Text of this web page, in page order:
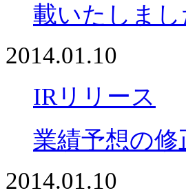
載いたしまし
2014.01.10
IRリリース
業績予想の
2014.01.10